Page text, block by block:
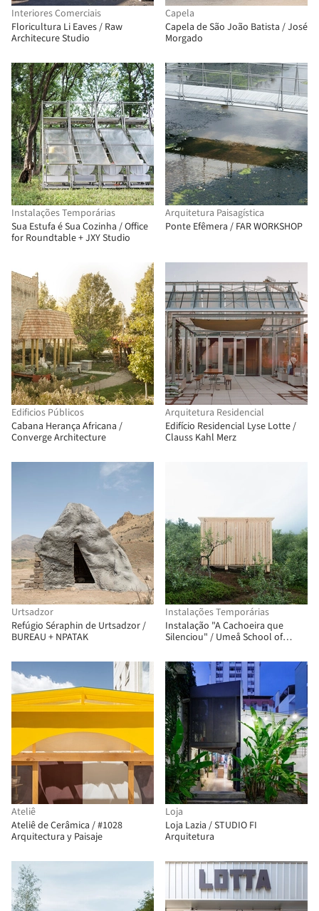
Interiores Comerciais
Floricultura Li Eaves / Raw
Architecure Studio
Capela
Capela de São João Batista / José
Morgado
Instalações Temporárias
Sua Estufa é Sua Cozinha / Office
for Roundtable + JXY Studio
Arquitetura Paisagística
Ponte Efêmera / FAR WORKSHOP
Edificios Públicos
Cabana Herança Africana /
Converge Architecture
Arquitetura Residencial
Edifício Residencial Lyse Lotte /
Clauss Kahl Merz
Urtsadzor
Refúgio Séraphin de Urtsadzor /
BUREAU + NPATAK
Instalações Temporárias
Instalação "A Cachoeira que
Silenciou" / Umeå School of
Ateliê
Ateliê de Cerâmica / #1028
Arquitectura y Paisaje
Loja
Loja Lazia / STUDIO FI
Arquitetura